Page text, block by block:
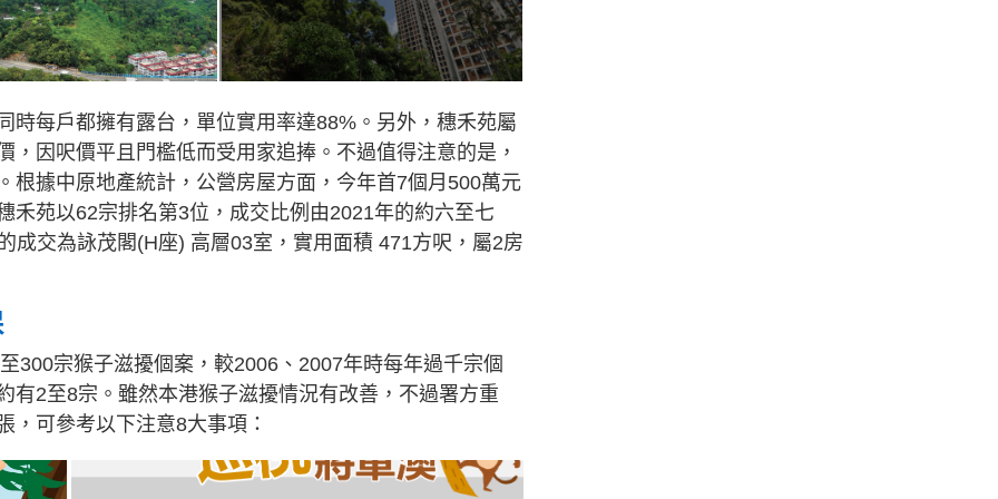
時每戶都擁有露台，單位實用率達88%。另外，穗禾苑屬
因呎價平且門檻低而受用家追捧。不過值得注意的是，
根據中原地產統計，公營房屋方面，今年首7個月500萬元
禾苑以62宗排名第3位，成交比例由2021年的約六至七
成交為詠茂閣(H座) 高層03室，實用面積 471方呎，屬2房
300宗猴子滋擾個案，較2006、2007年時每年過千宗個
有2至8宗。雖然本港猴子滋擾情況有改善，不過署方重
，可參考以下注意8大事項：